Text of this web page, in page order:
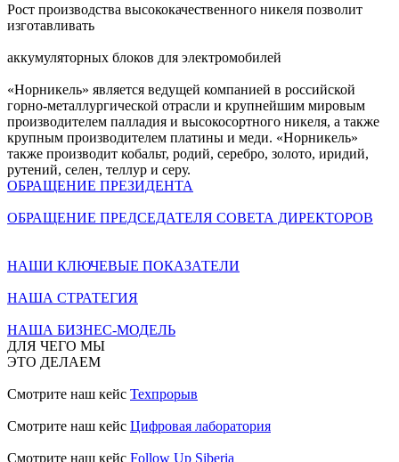
Рост производства высококачественного никеля позволит
изготавливать
аккумуляторных блоков для электромобилей
«Норникель» является ведущей компанией в российской
горно-металлургической отрасли и крупнейшим мировым
производителем палладия и высокосортного никеля, а также
крупным производителем платины и меди. «Норникель»
также производит кобальт, родий, серебро, золото, иридий,
рутений, селен, теллур и серу.
ОБРАЩЕНИЕ ПРЕЗИДЕНТА
ОБРАЩЕНИЕ ПРЕДСЕДАТЕЛЯ СОВЕТА ДИРЕКТОРОВ
НАШИ КЛЮЧЕВЫЕ ПОКАЗАТЕЛИ
НАША СТРАТЕГИЯ
НАША БИЗНЕС-МОДЕЛЬ
ДЛЯ ЧЕГО МЫ
ЭТО ДЕЛАЕМ
Смотрите наш кейс Техпрорыв
Смотрите наш кейс Цифровая лаборатория
Смотрите наш кейс Follow Up Siberia